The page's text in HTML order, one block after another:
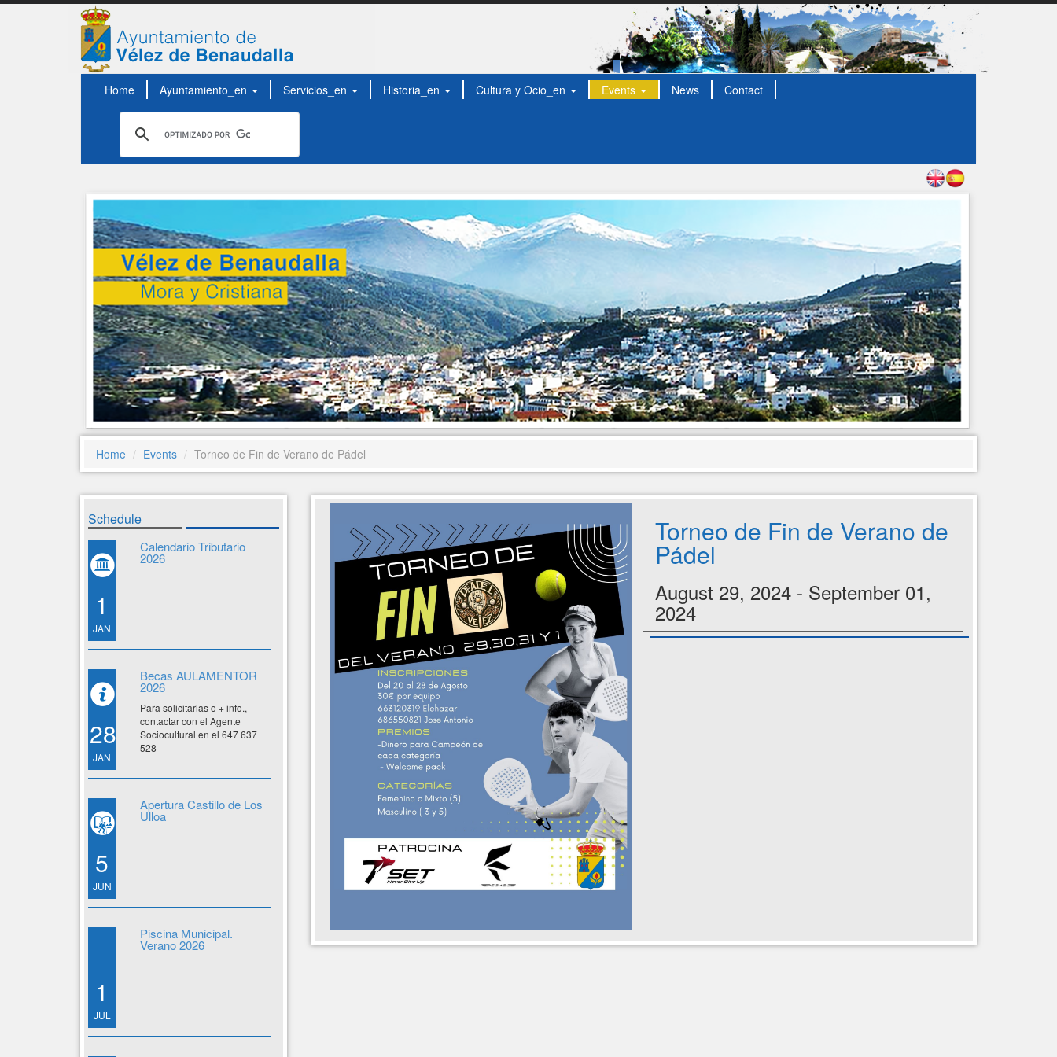
Home Ayuntamiento_en Servicios_en Historia_en Cultura y Ocio_en Events News Contact
Home Events Torneo de Fin de Verano de Pádel
Schedule
1
JAN
Calendario Tributario
2026
28
JAN
Becas AULAMENTOR
2026
Para solicitarlas o + info.,
contactar con el Agente
Sociocultural en el 647 637
528
5
JUN
Apertura Castillo de Los
Ulloa
1
JUL
Piscina Municipal.
Verano 2026
Torneo de Fin de Verano de
Pádel
August 29, 2024 - September 01,
2024